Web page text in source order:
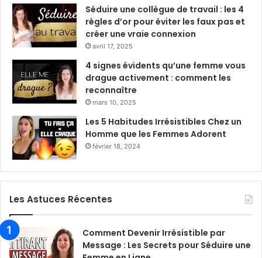
Séduire une collègue de travail : les 4
règles d’or pour éviter les faux pas et
créer une vraie connexion
avril 17, 2025
4 signes évidents qu’une femme vous
drague activement : comment les
reconnaître
mars 10, 2025
Les 5 Habitudes Irrésistibles Chez un
Homme que les Femmes Adorent
février 18, 2024
Les Astuces Récentes
Comment Devenir Irrésistible par
Message : Les Secrets pour Séduire une